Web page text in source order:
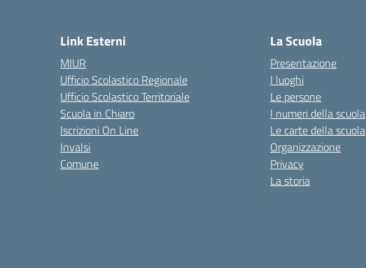
Link Esterni
MIUR
Ufficio Scolastico Regionale
Ufficio Scolastico Territoriale
Scuola in Chiaro
Iscrizioni On Line
Invalsi
Comune
La Scuola
Presentazione
I luoghi
Le persone
I numeri della scuola
Le carte della scuola
Organizzazione
Privacy
La storia